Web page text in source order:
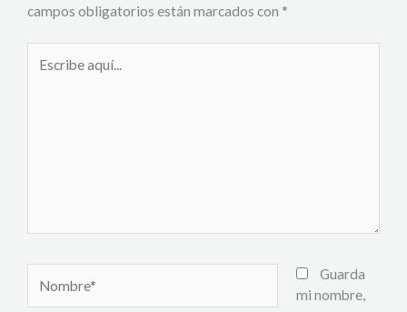
campos obligatorios están marcados con *
aquí...
Guarda
mi nombre,